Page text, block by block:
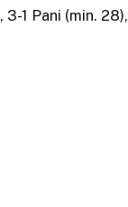
1 Pani (min.